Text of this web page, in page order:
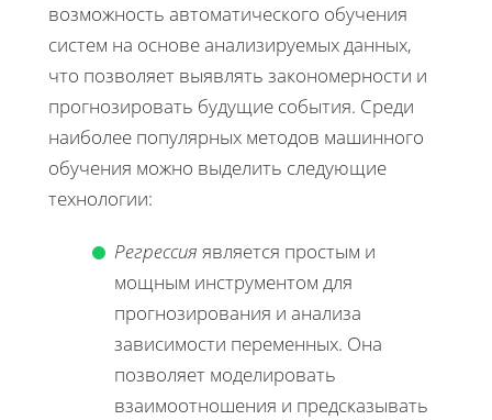
возможность автоматического обучения
систем на основе анализируемых данных,
что позволяет выявлять закономерности и
прогнозировать будущие события. Среди
наиболее популярных методов машинного
обучения можно выделить следующие
технологии:
Регрессия является простым и
мощным инструментом для
прогнозирования и анализа
зависимости переменных. Она
позволяет моделировать
взаимоотношения и предсказывать